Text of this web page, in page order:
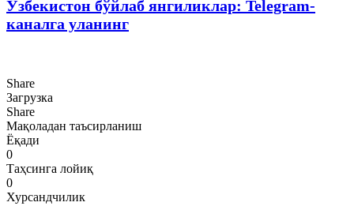
Ўзбекистон бўйлаб янгиликлар: Telegram-
каналга уланинг
Share
Загрузка
Share
Мақоладан таъсирланиш
Ёқади
0
Таҳсинга лойиқ
0
Хурсандчилик